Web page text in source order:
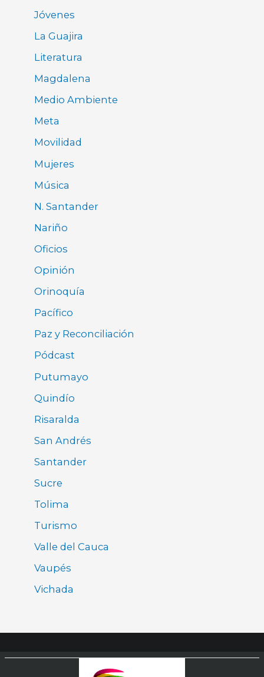
Jóvenes
La Guajira
Literatura
Magdalena
Medio Ambiente
Meta
Movilidad
Mujeres
Música
N. Santander
Nariño
Oficios
Opinión
Orinoquía
Pacífico
Paz y Reconciliación
Pódcast
Putumayo
Quindío
Risaralda
San Andrés
Santander
Sucre
Tolima
Turismo
Valle del Cauca
Vaupés
Vichada